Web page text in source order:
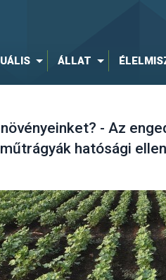
ÁLLAT
- Az
hatósági